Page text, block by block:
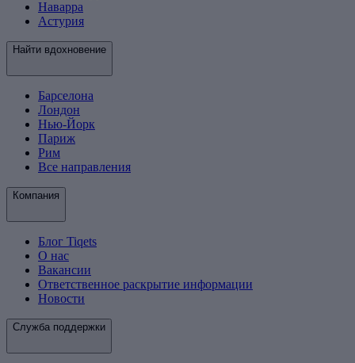
Наварра
Астурия
Найти вдохновение
Барселона
Лондон
Нью-Йорк
Париж
Рим
Все направления
Компания
Блог Tiqets
О нас
Вакансии
Ответственное раскрытие информации
Новости
Служба поддержки